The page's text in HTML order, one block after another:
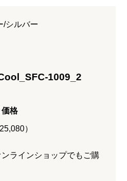
/シルバー
1009_2
価格
）
ラインショップでもご購